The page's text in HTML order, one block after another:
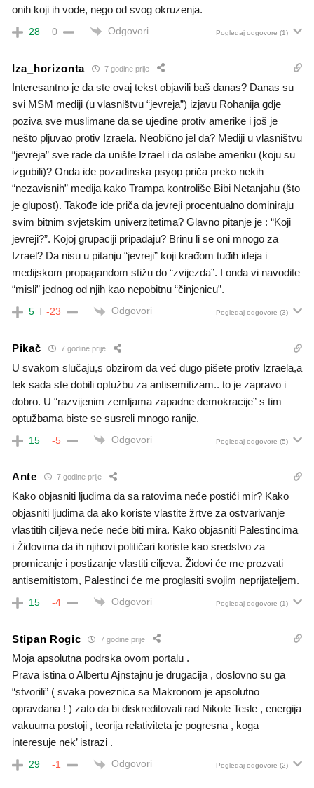
onih koji ih vode, nego od svog okruzenja.
28 0 Odgovori Pogledaj odgovore (1)
Iza_horizonta 7 godine prije
Interesantno je da ste ovaj tekst objavili baš danas? Danas su
svi MSM mediji (u vlasništvu “jevreja”) izjavu Rohanija gdje
poziva sve muslimane da se ujedine protiv amerike i još je
nešto pljuvao protiv Izraela. Neobično jel da? Mediji u vlasništvu
“jevreja” sve rade da unište Izrael i da oslabe ameriku (koju su
izgubili)? Onda ide pozadinska psyop priča preko nekih
“nezavisnih” medija kako Trampa kontroliše Bibi Netanjahu (što
je glupost). Takođe ide priča da jevreji procentualno dominiraju
svim bitnim svjetskim univerzitetima? Glavno pitanje je : “Koji
jevreji?”. Kojoj grupaciji pripadaju? Brinu li se oni mnogo za
Izrael? Da nisu u pitanju “jevreji” koji krađom tuđih ideja i
medijskom propagandom stižu do “zvijezda”. I onda vi navodite
“misli” jednog od njih kao nepobitnu “činjenicu”.
5 -23 Odgovori Pogledaj odgovore (3)
Pikač 7 godine prije
U svakom slučaju,s obzirom da već dugo pišete protiv Izraela,a
tek sada ste dobili optužbu za antisemitizam.. to je zapravo i
dobro. U “razvijenim zemljama zapadne demokracije” s tim
optužbama biste se susreli mnogo ranije.
15 -5 Odgovori Pogledaj odgovore (5)
Ante 7 godine prije
Kako objasniti ljudima da sa ratovima neće postići mir? Kako
objasniti ljudima da ako koriste vlastite žrtve za ostvarivanje
vlastitih ciljeva neće neće biti mira. Kako objasniti Palestincima
i Židovima da ih njihovi političari koriste kao sredstvo za
promicanje i postizanje vlastiti ciljeva. Židovi će me prozvati
antisemitistom, Palestinci će me proglasiti svojim neprijateljem.
15 -4 Odgovori Pogledaj odgovore (1)
Stipan Rogic 7 godine prije
Moja apsolutna podrska ovom portalu .
Prava istina o Albertu Ajnstajnu je drugacija , doslovno su ga
“stvorili” ( svaka poveznica sa Makronom je apsolutno
opravdana ! ) zato da bi diskreditovali rad Nikole Tesle , energija
vakuuma postoji , teorija relativiteta je pogresna , koga
interesuje nek’ istrazi .
29 -1 Odgovori Pogledaj odgovore (2)